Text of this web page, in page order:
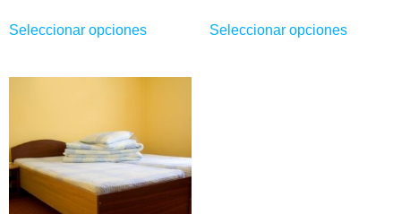
Seleccionar opciones Seleccionar opciones